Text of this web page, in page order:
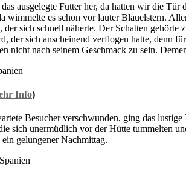
ausgelegte Futter her, da hatten wir die
wimmelte es schon vor lauter Blauelstern.
der sich schnell näherte. Der Schatten
der sich anscheinend verflogen hatte, denn
nicht nach seinem Geschmack zu sein.
Info)
Besucher verschwunden, ging das
sich unermüdlich vor der Hütte tummelten
gelungener Nachmittag.